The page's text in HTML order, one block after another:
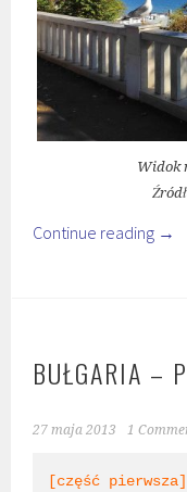
Widok
Continue reading →
BUŁGARIA –
27 maja 2013 1
[część pierwsza]